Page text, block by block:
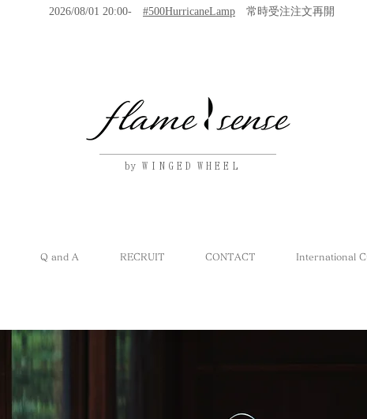
2026/08/01 20:00- #500HurricaneLamp 常時受注注文再開
by W I N G E D W H E E L
Q and A RECRUIT CONTACT International